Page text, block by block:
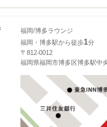
福岡/博多ラウンジ
福岡・博多駅から徒歩1分
〒812-0012
福岡県福岡市博多区博多駅